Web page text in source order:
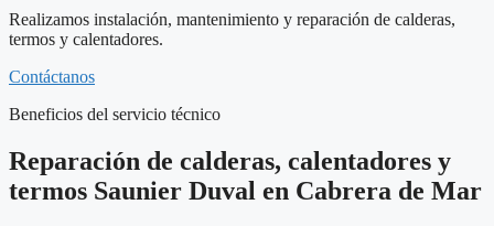
Realizamos instalación, mantenimiento y reparación de calderas,
termos y calentadores.
Contáctanos
Beneficios del servicio técnico
Reparación de calderas, calentadores y
termos Saunier Duval en Cabrera de Mar